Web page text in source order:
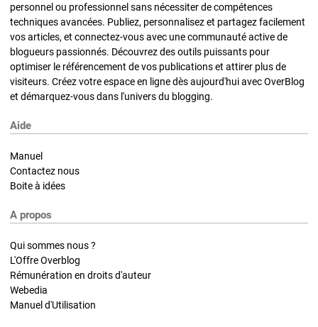
personnel ou professionnel sans nécessiter de compétences
techniques avancées. Publiez, personnalisez et partagez facilement
vos articles, et connectez-vous avec une communauté active de
blogueurs passionnés. Découvrez des outils puissants pour
optimiser le référencement de vos publications et attirer plus de
visiteurs. Créez votre espace en ligne dès aujourd'hui avec OverBlog
et démarquez-vous dans l'univers du blogging.
Aide
Manuel
Contactez nous
Boite à idées
A propos
Qui sommes nous ?
L'Offre Overblog
Rémunération en droits d'auteur
Webedia
Manuel d'Utilisation